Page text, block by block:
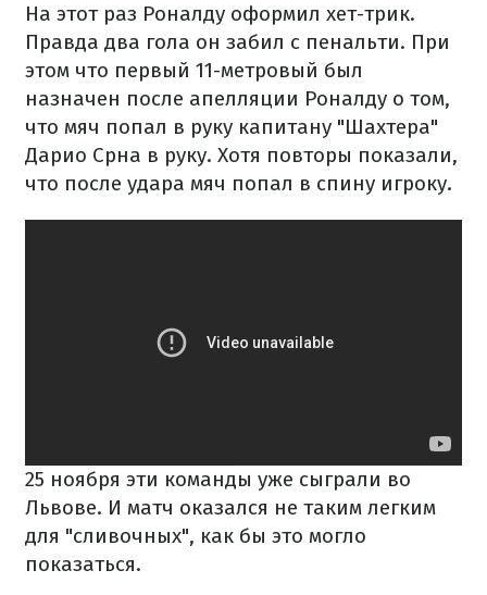
На этот раз Роналду оформил хет-трик.
Правда два гола он забил с пенальти. При
этом что первый 11-метровый был
назначен после апелляции Роналду о том,
что мяч попал в руку капитану "Шахтера"
Дарио Срна в руку. Хотя повторы показали,
что после удара мяч попал в спину игроку.
25 ноября эти команды уже сыграли во
Львове. И матч оказался не таким легким
для "сливочных", как бы это могло
показаться.